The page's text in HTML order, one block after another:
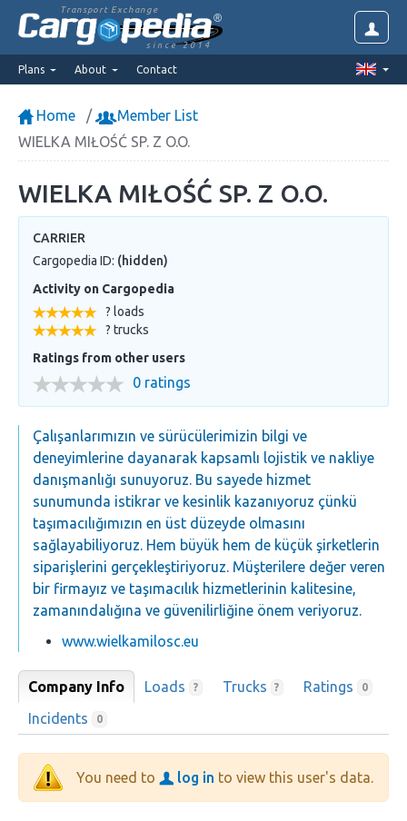
Transport Exchange
since 2014
Plans About Contact
Home
Member List
WIELKA MIŁOŚĆ SP. Z O.O.
WIELKA MIŁOŚĆ SP. Z O.O.
CARRIER
Cargopedia ID: (hidden)
Activity on Cargopedia
? loads
? trucks
Ratings from other users
0 ratings
Çalışanlarımızın ve sürücülerimizin bilgi ve
deneyimlerine dayanarak kapsamlı lojistik ve nakliye
danışmanlığı sunuyoruz. Bu sayede hizmet
sunumunda istikrar ve kesinlik kazanıyoruz çünkü
taşımacılığımızın en üst düzeyde olmasını
sağlayabiliyoruz. Hem büyük hem de küçük şirketlerin
siparişlerini gerçekleştiriyoruz. Müşterilere değer veren
bir firmayız ve taşımacılık hizmetlerinin kalitesine,
zamanındalığına ve güvenilirliğine önem veriyoruz.
www.wielkamilosc.eu
Company Info Loads ? Trucks ? Ratings 0
Incidents 0
You need to log in to view this user's data.